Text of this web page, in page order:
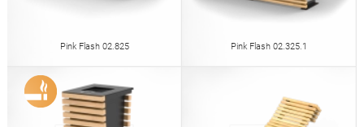
Pink Flash 02.825 Pink Flash 02.325.1